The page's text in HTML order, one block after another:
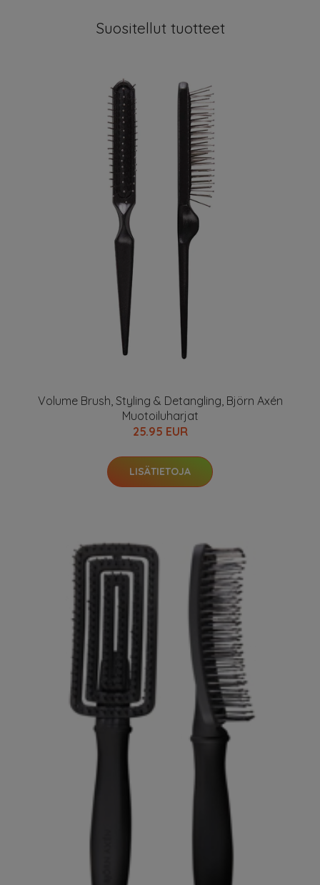
Suositellut tuotteet
Volume Brush, Styling & Detangling, Björn Axén
Muotoiluharjat
25.95 EUR
LISÄTIETOJA